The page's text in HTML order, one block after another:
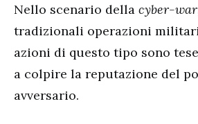
Nello scenario della cyber-war
tradizionali operazioni
azioni di questo tipo sono
a colpire la reputazione del
avversario.